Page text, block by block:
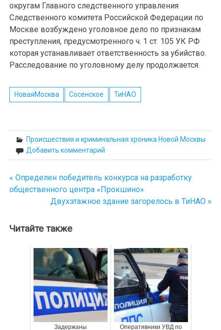
округам Главного следственного управления
Следственного комитета Российской Федерации по
Москве возбуждено уголовное дело по признакам
преступления, предусмотренного ч. 1 ст. 105 УК РФ
которая устанавливает ответственность за убийство.
Расследование по уголовному делу продолжается.
НоваяМосква Сосенское ТиНАО
Происшествия и криминальная хроника Новой Москвы
Добавить комментарий
Навигация
« Определен победитель конкурса на разработку
общественного центра «Прокшино»
Двухэтажное здание загорелось в ТиНАО »
Читайте также
Задержаны
Оперативники УВД по